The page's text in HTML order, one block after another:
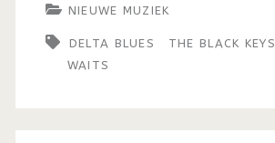
NIEUWE MUZIEK
DELTA BLUES THE BLACK KEYS
WAITS